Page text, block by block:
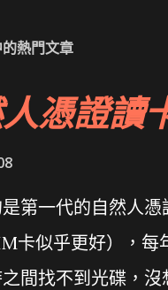
熱門文章
憑證讀
第一代的自然人
卡似乎更好），每
間找不到光碟，